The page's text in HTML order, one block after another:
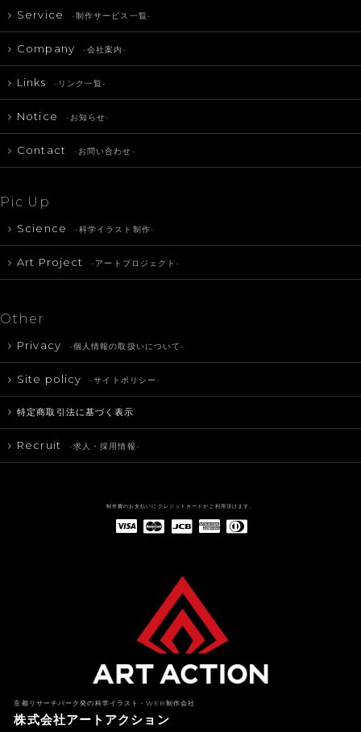
Service -制作サービス一覧-
Company -会社案内-
Links -リンク一覧-
Notice -お知らせ-
Contact -お問い合わせ-
Pic Up
Science -科学イラスト制作-
Art Project -アートプロジェクト-
Other
Privacy -個人情報の取扱いについて-
Site policy -サイトポリシー-
特定商取引法に基づく表示
Recruit -求人・採用情報-
制作費のお支払いにクレジットカードがご利用頂けます。
京都リサーチパーク発の科学イラスト・WEB制作会社
株式会社アートアクション